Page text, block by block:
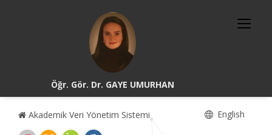
Öğr. Gör. Dr. GAYE UMURHAN
Akademik Veri Yönetim Sistemi English